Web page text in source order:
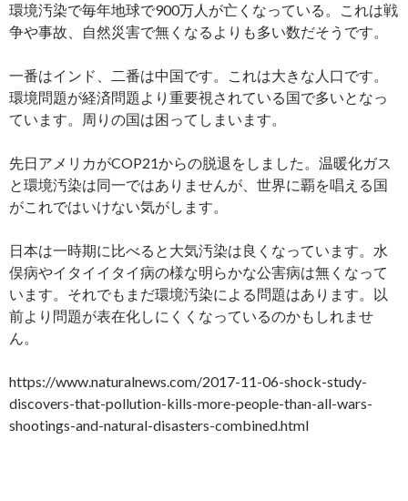
ッ
プ
環境汚染で毎年地球で900万人が亡くなっている。これは戦
争や事故、自然災害で無くなるよりも多い数だそうです。
一番はインド、二番は中国です。これは大きな人口です。
環境問題が経済問題より重要視されている国で多いとなっ
ています。周りの国は困ってしまいます。
先日アメリカがCOP21からの脱退をしました。温暖化ガス
と環境汚染は同一ではありませんが、世界に覇を唱える国
がこれではいけない気がします。
日本は一時期に比べると大気汚染は良くなっています。水
俣病やイタイイタイ病の様な明らかな公害病は無くなって
います。それでもまだ環境汚染による問題はあります。以
前より問題が表在化しにくくなっているのかもしれませ
ん。
https://www.naturalnews.com/2017-11-06-shock-study-
discovers-that-pollution-kills-more-people-than-all-wars-
shootings-and-natural-disasters-combined.html